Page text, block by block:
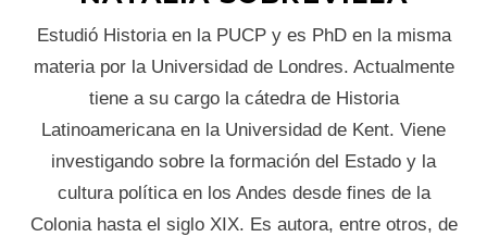
Estudió Historia en la PUCP y es PhD en la misma
materia por la Universidad de Londres. Actualmente
tiene a su cargo la cátedra de Historia
Latinoamericana en la Universidad de Kent. Viene
investigando sobre la formación del Estado y la
cultura política en los Andes desde fines de la
Colonia hasta el siglo XIX. Es autora, entre otros, de